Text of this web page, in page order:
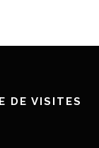
DE VISITES